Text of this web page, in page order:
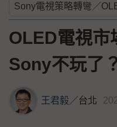
OLED電視
Sony不玩了
王君毅／台北